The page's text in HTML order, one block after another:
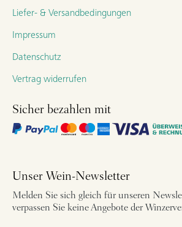
Liefer- & Versandbedingungen
Impressum
Datenschutz
Vertrag widerrufen
Sicher bezahlen mit
Unser Wein-Newsletter
Melden Sie sich gleich für unseren
verpassen Sie keine Angebote der